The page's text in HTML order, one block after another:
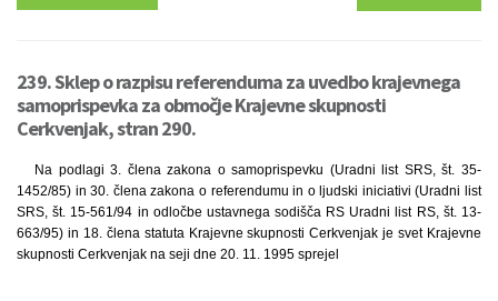
239. Sklep o razpisu referenduma za uvedbo krajevnega
samoprispevka za območje Krajevne skupnosti
Cerkvenjak, stran 290.
Na podlagi 3. člena zakona o samoprispevku (Uradni list SRS, št. 35-
1452/85) in 30. člena zakona o referendumu in o ljudski iniciativi (Uradni list
SRS, št. 15-561/94 in odločbe ustavnega sodišča RS Uradni list RS, št. 13-
663/95) in 18. člena statuta Krajevne skupnosti Cerkvenjak je svet Krajevne
skupnosti Cerkvenjak na seji dne 20. 11. 1995 sprejel